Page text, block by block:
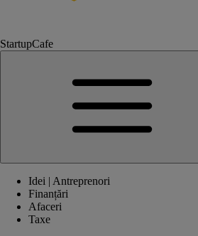
StartupCafe
Idei | Antreprenori
Finanțări
Afaceri
Taxe